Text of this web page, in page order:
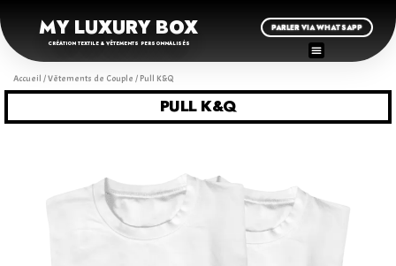
MY LUXURY BOX
CRÉATION TEXTILE & VÊTEMENTS PERSONNALISÉS
PARLER VIA WHATSAPP
Accueil /Vêtements de Couple / Pull K&Q
PULL K&Q